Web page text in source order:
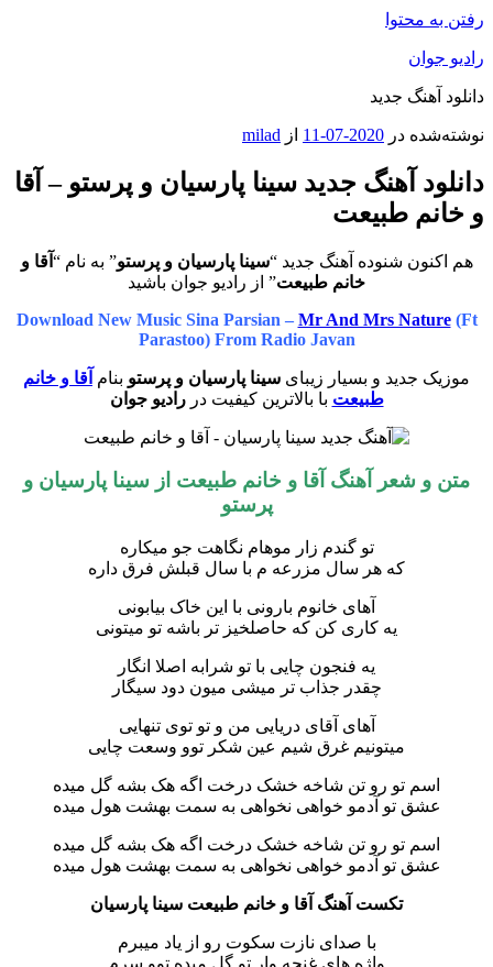
رفتن به محتوا
رادیو جوان
دانلود آهنگ جدید
نوشته‌شده در 2020-07-11 از milad
دانلود آهنگ جدید سینا پارسیان و پرستو – آقا
و خانم طبیعت
هم اکنون شنوده آهنگ جدید “سینا پارسیان و پرستو” به نام “ آقا و
خانم طبیعت” از رادیو جوان باشید
Download New Music Sina Parsian – Mr And Mrs Nature(Ft
Parastoo) From Radio Javan
موزیک جدید و بسیار زیبای سینا پارسیان و پرستو بنام آقا و خانم
طبیعت با بالاترین کیفیت دررادیو جوان
متن و شعر آهنگ آقا و خانم طبیعت از سینا پارسیان و
پرستو
تو گندم زار موهام نگاهت جو میکاره
که هر سال مزرعه م با سال قبلش فرق داره
آهای خانوم بارونی با این خاک بیابونی
یه کاری کن که حاصلخیز تر باشه تو میتونی
یه فنجون چایی با تو شرابه اصلا انگار
چقدر جذاب تر میشی میون دود سیگار
آهای آقای دریایی من و تو توی تنهایی
میتونیم غرق شیم عین شکر توو وسعت چایی
اسم تو رو تن شاخه خشک درخت اگه هک بشه گل میده
عشق تو آدمو خواهی نخواهی به سمت بهشت هول میده
اسم تو رو تن شاخه خشک درخت اگه هک بشه گل میده
عشق تو آدمو خواهی نخواهی به سمت بهشت هول میده
تکست آهنگ آقا و خانم طبیعت سینا پارسیان
با صدای نازت سکوت رو از یاد میبرم